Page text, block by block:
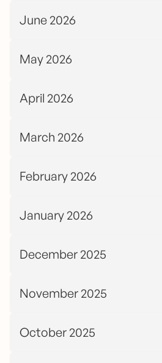
June 2026
May 2026
April 2026
March 2026
February 2026
January 2026
December 2025
November 2025
October 2025